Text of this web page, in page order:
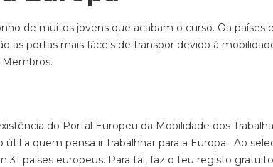
de muitos jovens que acabam o curso. Oa países
as portas mais fáceis de transpor devido à
do Portal Europeu da Mobilidade dos
a quem pensa ir trabalhhar para a Europa. Ao
31 países europeus. Para tal, faz o teu registo